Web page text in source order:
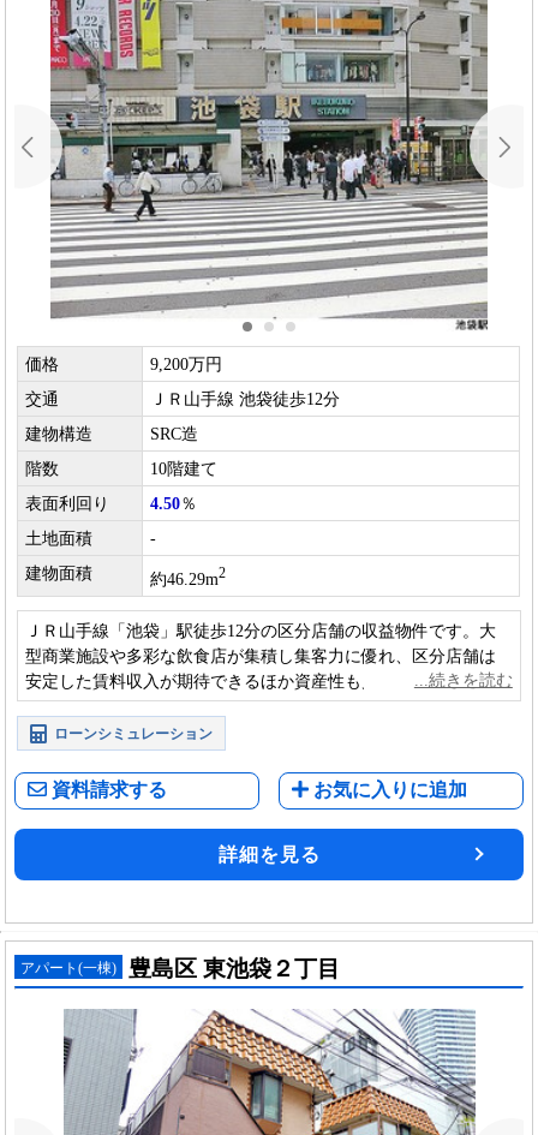
価格
9,200万円
交通
ＪＲ山手線 池袋徒歩12分
建物構造
SRC造
階数
10階建て
表面利回り
4.50％
土地面積
-
建物面積
約46.29m2
ＪＲ山手線「池袋」駅徒歩12分の区分店舗の収益物件です。大
型商業施設や多彩な飲食店が集積し集客力に優れ、区分店舗は
安定した賃料収入が期待できるほか資産性も見込め、長期保有
にも適した投資価値が見込めます。
ローンシミュレーション
資料請求する お気に入りに追加
詳細を見る
アパート(一棟) 豊島区 東池袋２丁目